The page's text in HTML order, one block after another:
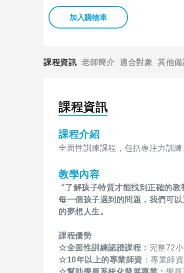
加入購物車
課程資訊 老師簡介 適合對象 其他
課程資訊
課程介紹
全面性訓練課程，包括專注力訓
教學內容
"了解孩子特質才能找到正確的教
每一個孩子遇到的問題，我們可
的夢想人生。
課程優勢
☆全面性訓練認證課程： 完整72
☆10年以上的專業師資 ：專業師